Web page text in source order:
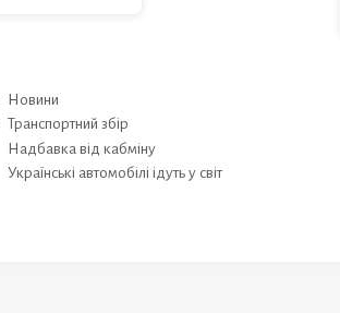
Категорії
Новини
Позначки
Транспортний збір
Надбавка від кабміну
Українські автомобілі ідуть у світ